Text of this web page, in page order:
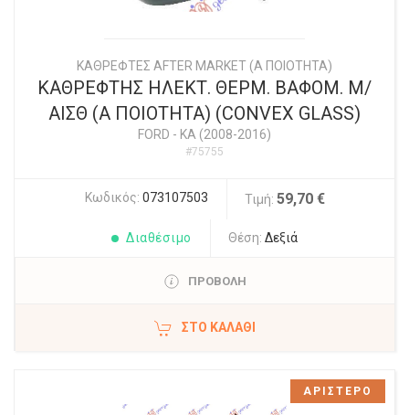
ΚΑΘΡΕΦΤΕΣ AFTER MARKET (Α ΠΟΙΟΤΗΤΑ)
ΚΑΘΡΕΦΤΗΣ ΗΛΕΚΤ. ΘΕΡΜ. ΒΑΦΟΜ. Μ/
ΑΙΣΘ (Α ΠΟΙΟΤΗΤΑ) (CONVEX GLASS)
FORD - KA (2008-2016)
#75755
Κωδικός: 073107503 Τιμή: 59,70 €
Διαθέσιμο Θέση: Δεξιά
ΠΡΟΒΟΛΗ
ΣΤΟ ΚΑΛΆΘΙ
ΑΡΙΣΤΕΡΟ